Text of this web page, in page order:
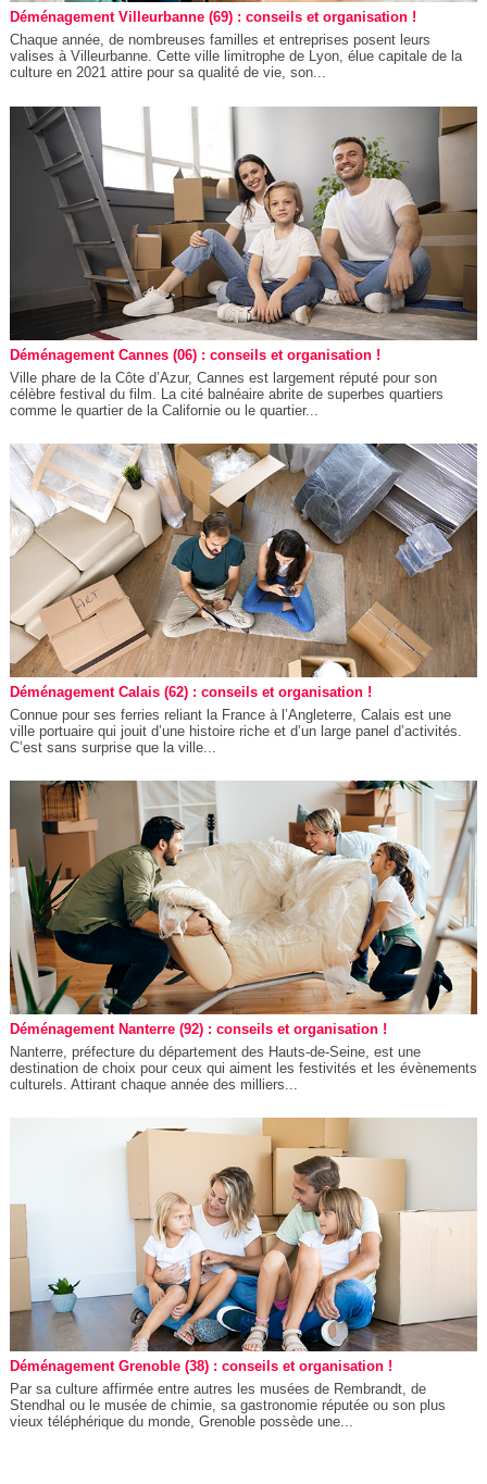
Déménagement Villeurbanne (69) : conseils et organisation !
Chaque année, de nombreuses familles et entreprises posent leurs
valises à Villeurbanne. Cette ville limitrophe de Lyon, élue capitale de la
culture en 2021 attire pour sa qualité de vie, son...
Déménagement Cannes (06) : conseils et organisation !
Ville phare de la Côte d’Azur, Cannes est largement réputé pour son
célèbre festival du film. La cité balnéaire abrite de superbes quartiers
comme le quartier de la Californie ou le quartier...
Déménagement Calais (62) : conseils et organisation !
Connue pour ses ferries reliant la France à l’Angleterre, Calais est une
ville portuaire qui jouit d’une histoire riche et d’un large panel d’activités.
C’est sans surprise que la ville...
Déménagement Nanterre (92) : conseils et organisation !
Nanterre, préfecture du département des Hauts-de-Seine, est une
destination de choix pour ceux qui aiment les festivités et les évènements
culturels. Attirant chaque année des milliers...
Déménagement Grenoble (38) : conseils et organisation !
Par sa culture affirmée entre autres les musées de Rembrandt, de
Stendhal ou le musée de chimie, sa gastronomie réputée ou son plus
vieux téléphérique du monde, Grenoble possède une...